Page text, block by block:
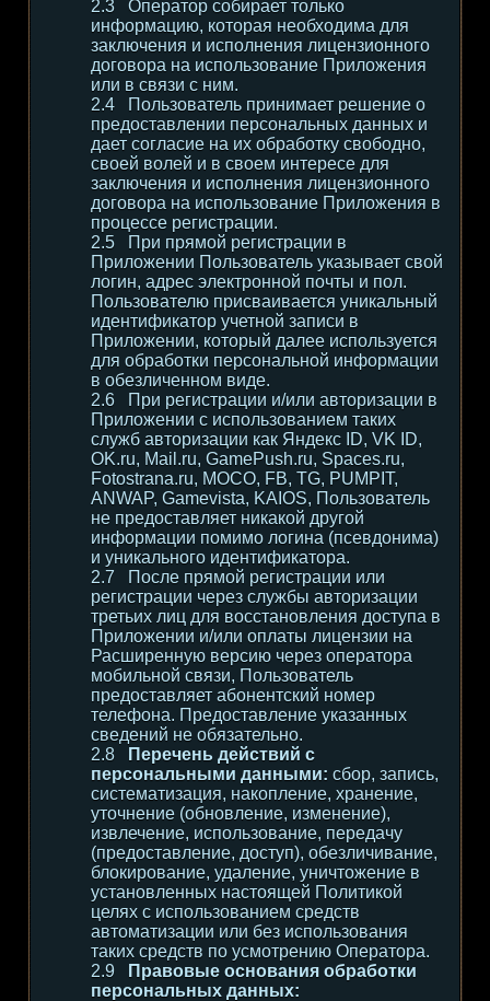
Оператор собирает только
информацию, которая необходима для
заключения и исполнения лицензионного
договора на использование Приложения
или в связи с ним.
Пользователь принимает решение о
предоставлении персональных данных и
дает согласие на их обработку свободно,
своей волей и в своем интересе для
заключения и исполнения лицензионного
договора на использование Приложения в
процессе регистрации.
При прямой регистрации в
Приложении Пользователь указывает свой
логин, адрес электронной почты и пол.
Пользователю присваивается уникальный
идентификатор учетной записи в
Приложении, который далее используется
для обработки персональной информации
в обезличенном виде.
При регистрации и/или авторизации в
Приложении с использованием таких
служб авторизации как Яндекс ID, VK ID,
OK.ru, Mail.ru, GamePush.ru, Spaces.ru,
Fotostrana.ru, MOCO, FB, TG, PUMPIT,
ANWAP, Gamevista, KAIOS, Пользователь
не предоставляет никакой другой
информации помимо логина (псевдонима)
и уникального идентификатора.
После прямой регистрации или
регистрации через службы авторизации
третьих лиц для восстановления доступа в
Приложении и/или оплаты лицензии на
Расширенную версию через оператора
мобильной связи, Пользователь
предоставляет абонентский номер
телефона. Предоставление указанных
сведений не обязательно.
Перечень действий с
персональными данными: сбор, запись,
систематизация, накопление, хранение,
уточнение (обновление, изменение),
извлечение, использование, передачу
(предоставление, доступ), обезличивание,
блокирование, удаление, уничтожение в
установленных настоящей Политикой
целях с использованием средств
автоматизации или без использования
таких средств по усмотрению Оператора.
Правовые основания обработки
персональных данных: